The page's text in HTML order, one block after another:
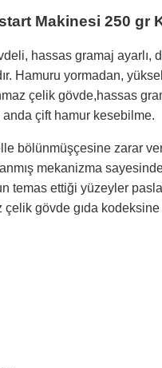
Makinesi 250 gr
hassas gramaj ayarlı,
Hamuru yormadan,
çelik gövde,hassas
çift hamur kesebilme.
bölünmüşçesine zarar
mekanizma
temas ettiği yüzeyler
gövde gıda